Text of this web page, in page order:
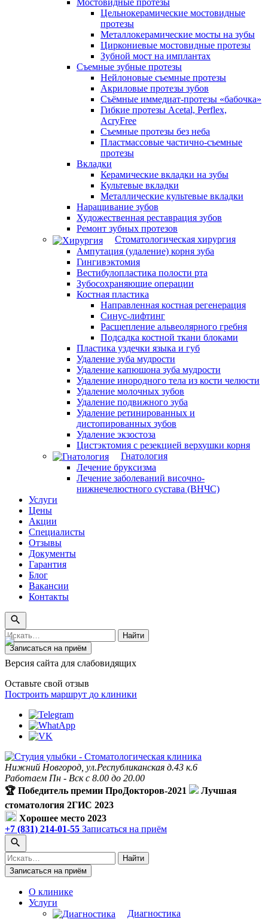
Мостовидные протезы
Цельнокерамические мостовидные
протезы
Металлокерамические мосты на зубы
Циркониевые мостовидные протезы
Зубной мост на имплантах
Съемные зубные протезы
Нейлоновые съемные протезы
Акриловые протезы зубов
Съёмные иммедиат‑протезы «бабочка»
Гибкие протезы Acetal, Perflex,
AcryFree
Съемные протезы без неба
Пластмассовые частично-съемные
протезы
Вкладки
Керамические вкладки на зубы
Культевые вкладки
Металлические культевые вкладки
Наращивание зубов
Художественная реставрация зубов
Ремонт зубных протезов
Стоматологическая хирургия
Ампутация (удаление) корня зуба
Гингивэктомия
Вестибулопластика полости рта
Зубосохраняющие операции
Костная пластика
Направленная костная регенерация
Синус-лифтинг
Расщепление альвеолярного гребня
Подсадка костной ткани блоками
Пластика уздечки языка и губ
Удаление зуба мудрости
Удаление капюшона зуба мудрости
Удаление инородного тела из кости челюсти
Удаление молочных зубов
Удаление подвижного зуба
Удаление ретинированных и
дистопированных зубов
Удаление экзостоза
Цистэктомия с резекцией верхушки корня
Гнатология
Лечение бруксизма
Лечение заболеваний височно-
нижнечелюстного сустава (ВНЧС)
Услуги
Цены
Акции
Специалисты
Отзывы
Документы
Гарантия
Блог
Вакансии
Контакты
Поиск
по
сайту
Найти
Записаться на приём
Версия сайта для слабовидящих
Оставьте свой отзыв
Построить маршрут до клиники
Нижний Новгород, ул.Республиканская д.43 к.6
Работаем Пн - Вск с 8.00 до 20.00
🏆 Победитель премии ПроДокторов-2021
Лучшая
стоматология 2ГИС 2023
Хорошее место 2023
+7 (831) 214-01-55 Записаться на приём
Поиск
по
сайту
Найти
Записаться на приём
О клинике
Услуги
Диагностика